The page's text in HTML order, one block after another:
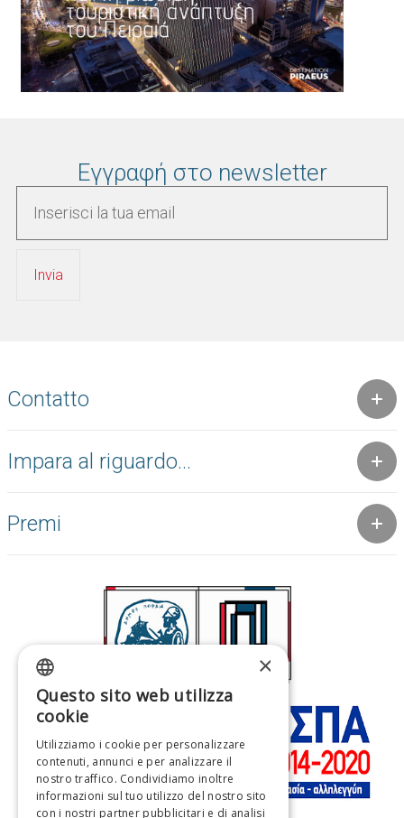
Εγγραφή στο newsletter
Contatto
Impara al riguardo...
Premi
GREEK
FRENCH
ITALIAN
×
Questo sito web utilizza
cookie
Utilizziamo i cookie per personalizzare
contenuti, annunci e per analizzare il
nostro traffico. Condividiamo inoltre
informazioni sul tuo utilizzo del nostro sito
con i nostri partner pubblicitari e di analisi